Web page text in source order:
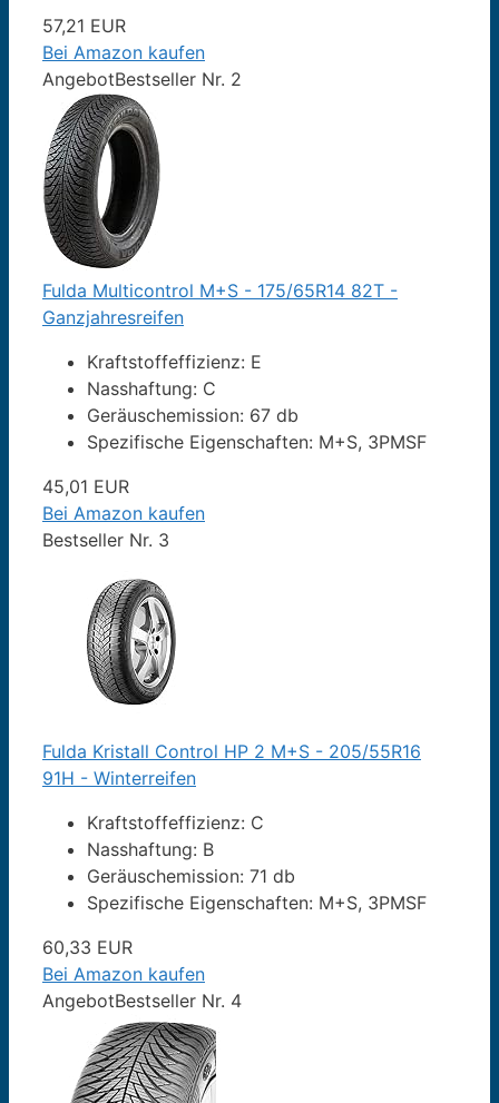
57,21 EUR
Bei Amazon kaufen
AngebotBestseller Nr. 2
Fulda Multicontrol M+S - 175/65R14 82T -
Ganzjahresreifen
Kraftstoffeffizienz: E
Nasshaftung: C
Geräuschemission: 67 db
Spezifische Eigenschaften: M+S, 3PMSF
45,01 EUR
Bei Amazon kaufen
Bestseller Nr. 3
Fulda Kristall Control HP 2 M+S - 205/55R16
91H - Winterreifen
Kraftstoffeffizienz: C
Nasshaftung: B
Geräuschemission: 71 db
Spezifische Eigenschaften: M+S, 3PMSF
60,33 EUR
Bei Amazon kaufen
AngebotBestseller Nr. 4